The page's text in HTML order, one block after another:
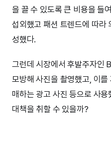
을 끌 수 있도록 큰 비용을 들
섭외했고 패션 트렌드에 따라
성했다.
그런데 시장에서 후발주자인
모방해 사진을 촬영했고, 이
매하는 광고 사진 등으로 사
대책을 취할 수 있을까?